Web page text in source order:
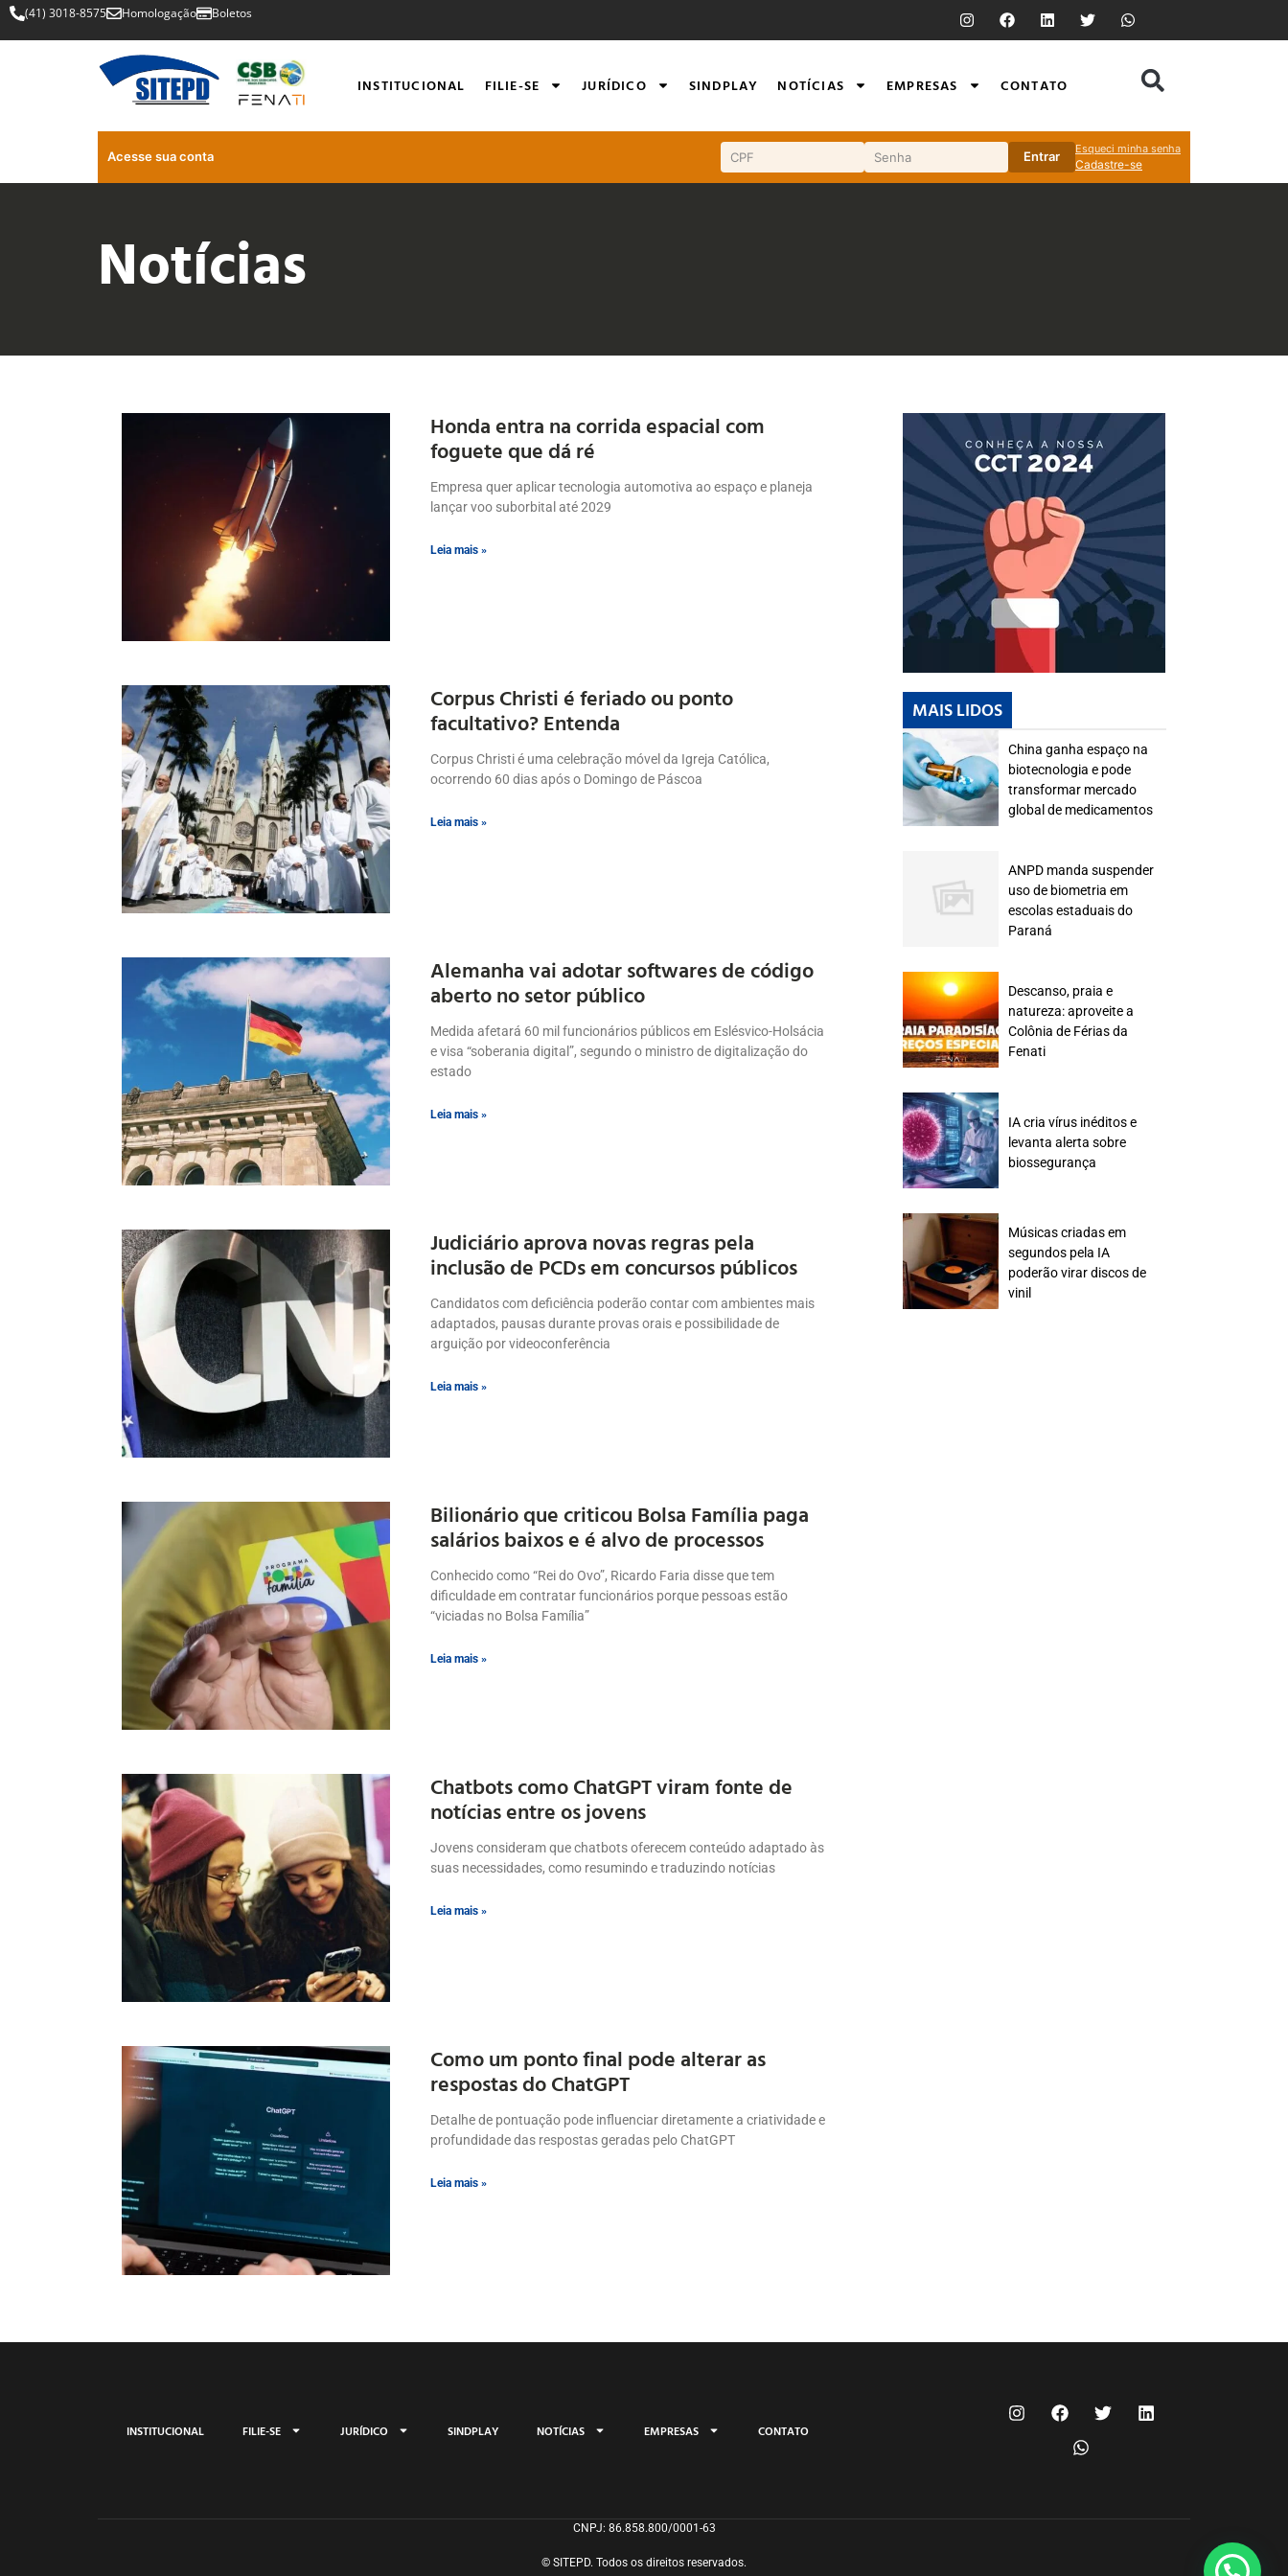
(41) 3018-8575 Homologação Boletos
INSTITUCIONAL FILIE-SE JURÍDICO SINDPLAY NOTÍCIAS EMPRESAS CONTATO
Acesse sua conta Entrar
Esqueci minha senha
Cadastre-se
Notícias
Honda entra na corrida espacial com
foguete que dá ré
Empresa quer aplicar tecnologia automotiva ao espaço e planeja
lançar voo suborbital até 2029
Leia mais »
Corpus Christi é feriado ou ponto
facultativo? Entenda
Corpus Christi é uma celebração móvel da Igreja Católica,
ocorrendo 60 dias após o Domingo de Páscoa
Leia mais »
Alemanha vai adotar softwares de código
aberto no setor público
Medida afetará 60 mil funcionários públicos em Eslésvico-Holsácia
e visa “soberania digital”, segundo o ministro de digitalização do
estado
Leia mais »
Judiciário aprova novas regras pela
inclusão de PCDs em concursos públicos
Candidatos com deficiência poderão contar com ambientes mais
adaptados, pausas durante provas orais e possibilidade de
arguição por videoconferência
Leia mais »
Bilionário que criticou Bolsa Família paga
salários baixos e é alvo de processos
Conhecido como “Rei do Ovo”, Ricardo Faria disse que tem
dificuldade em contratar funcionários porque pessoas estão
“viciadas no Bolsa Família”
Leia mais »
Chatbots como ChatGPT viram fonte de
notícias entre os jovens
Jovens consideram que chatbots oferecem conteúdo adaptado às
suas necessidades, como resumindo e traduzindo notícias
Leia mais »
Como um ponto final pode alterar as
respostas do ChatGPT
Detalhe de pontuação pode influenciar diretamente a criatividade e
profundidade das respostas geradas pelo ChatGPT
Leia mais »
MAIS LIDOS
China ganha espaço na
biotecnologia e pode
transformar mercado
global de medicamentos
ANPD manda suspender
uso de biometria em
escolas estaduais do
Paraná
Descanso, praia e
natureza: aproveite a
Colônia de Férias da
Fenati
IA cria vírus inéditos e
levanta alerta sobre
biossegurança
Músicas criadas em
segundos pela IA
poderão virar discos de
vinil
INSTITUCIONAL FILIE-SE JURÍDICO SINDPLAY NOTÍCIAS EMPRESAS CONTATO
CNPJ: 86.858.800/0001-63
© SITEPD. Todos os direitos reservados.